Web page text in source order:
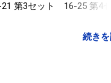
第3セット 16-25 第4セ
5セットへ。 完全に負け
手権大会の優勝は28年ぶ
続き